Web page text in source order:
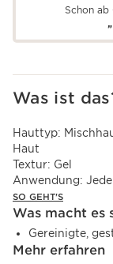
Schon ab
Was ist
Hauttyp:
Haut
Textur: Gel
Anwendung:
SO GEHT'S
Was macht es
Gereinigte,
Mehr erfahren